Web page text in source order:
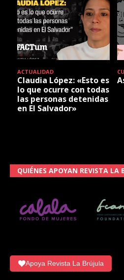
ACTUALIDAD
Claudia López: «Esto es
lo que ocurre con todas
las personas detenidas
en El Salvador»
QUIÉNES APOYAN REVISTA LA
Apoya Revista La Brújula